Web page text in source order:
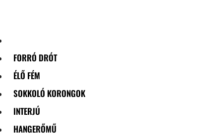
FORRÓ DRÓT
ÉLŐ FÉM
SOKKOLÓ KORONGOK
INTERJÚ
HANGERŐMŰ